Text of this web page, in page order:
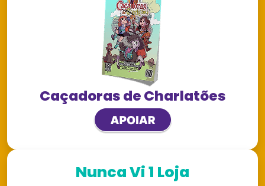
Caçadoras de Charlatões
Nunca Vi 1 Loja